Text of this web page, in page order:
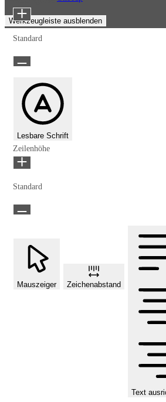
Werkzeugleiste ausblenden
Standard
Lesbare Schrift
Zeilenhöhe
Standard
Mauszeiger Zeichenabstand
Text